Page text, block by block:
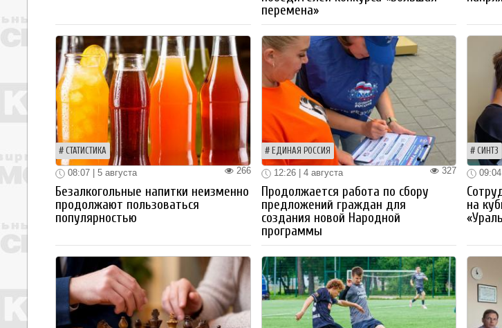
перемена»
СТАТИСТИКА
266
08:07 | 5 августа
Безалкогольные напитки неизменно
продолжают пользоваться
популярностью
ЕДИНАЯ РОССИЯ
327
12:26 | 4 августа
Продолжается работа по сбору
предложений граждан для
создания новой Народной
программы
СИНТЗ
на